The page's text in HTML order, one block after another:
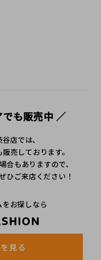
も販売中 ／
店では、
売しております。
合もありますので、
ひご来店ください！
をお探しなら
見る